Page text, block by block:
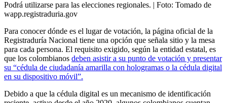
Podrá utilizarse para las elecciones regionales. | Foto: Tomado de
wapp.registraduria.gov
Para conocer dónde es el lugar de votación, la página oficial de la
Registraduría Nacional tiene una opción que señala sitio y la mesa
para cada persona. El requisito exigido, según la entidad estatal, es
que los colombianos deben asistir a su punto de votación y presentar
su “cédula de ciudadanía amarilla con hologramas o la cédula digital
en su dispositivo móvil”.
Debido a que la cédula digital es un mecanismo de identificación